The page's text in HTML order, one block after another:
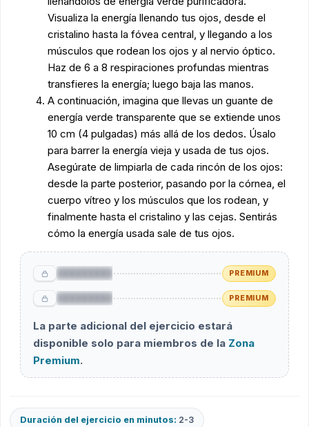
Visualiza la energía llenando tus ojos, desde el
cristalino hasta la fóvea central, y llegando a los
músculos que rodean los ojos y al nervio óptico.
Haz de 6 a 8 respiraciones profundas mientras
transfieres la energía; luego baja las manos.
A continuación, imagina que llevas un guante de
energía verde transparente que se extiende unos
10 cm (4 pulgadas) más allá de los dedos. Úsalo
para barrer la energía vieja y usada de tus ojos.
Asegúrate de limpiarla de cada rincón de los ojos:
desde la parte posterior, pasando por la córnea, el
cuerpo vítreo y los músculos que los rodean, y
finalmente hasta el cristalino y las cejas. Sentirás
cómo la energía usada sale de tus ojos.
PREMIUM
PREMIUM
La parte adicional del ejercicio estará
disponible solo para miembros de la Zona
Premium.
Duración del ejercicio en minutos: 2-3